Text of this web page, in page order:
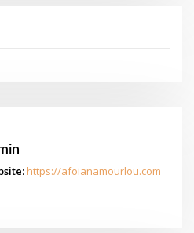
https://afoianamourlou.com